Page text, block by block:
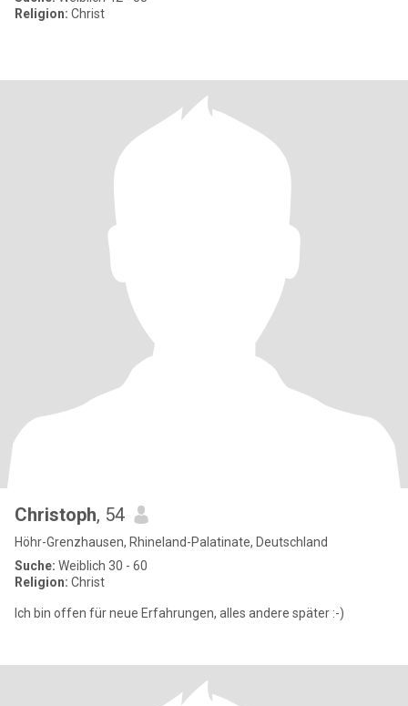
Religion: Christ
Christoph, 54
Höhr-Grenzhausen, Rhineland-Palatinate, Deutschland
Suche: Weiblich 30 - 60
Religion: Christ
Ich bin offen für neue Erfahrungen, alles andere später :-)